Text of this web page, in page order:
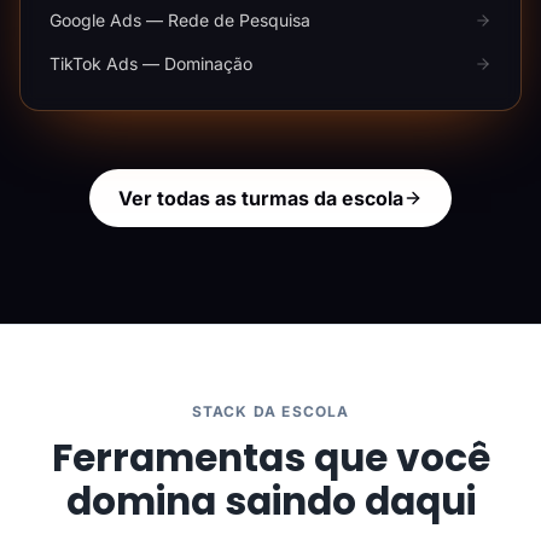
Google Ads — Rede de Pesquisa
TikTok Ads — Dominação
Ver todas as turmas da escola
STACK DA ESCOLA
Ferramentas que você
domina saindo daqui